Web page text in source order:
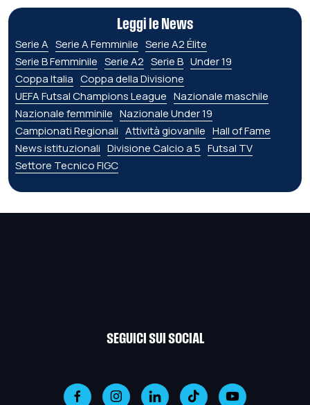
Leggi le News
Serie A Serie A Femminile Serie A2 Élite
Serie B Femminile Serie A2 Serie B Under 19
Coppa Italia Coppa della Divisione
UEFA Futsal Champions League Nazionale maschile
Nazionale femminile Nazionale Under 19
Campionati Regionali Attività giovanile Hall of Fame
News istituzionali Divisione Calcio a 5 Futsal TV
Settore Tecnico FIGC
SEGUICI SUI SOCIAL